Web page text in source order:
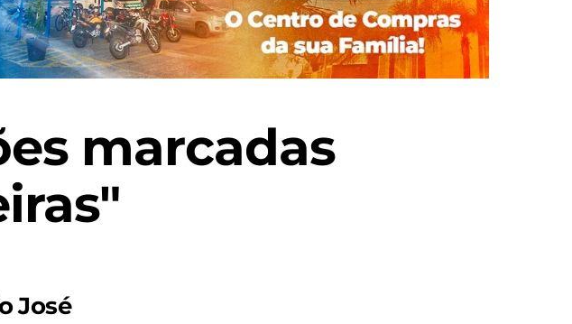
marcadas
José